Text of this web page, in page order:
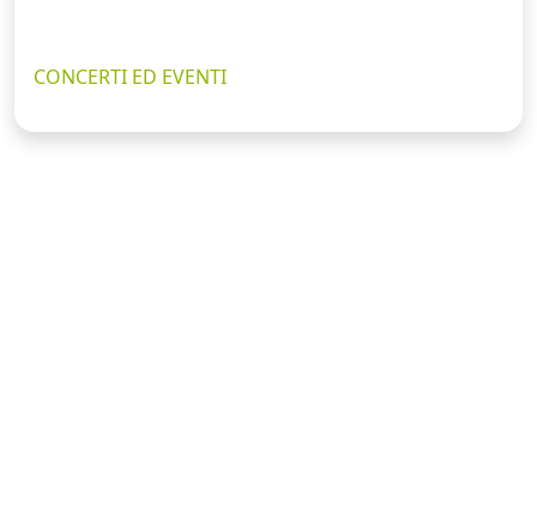
CONCERTI ED EVENTI